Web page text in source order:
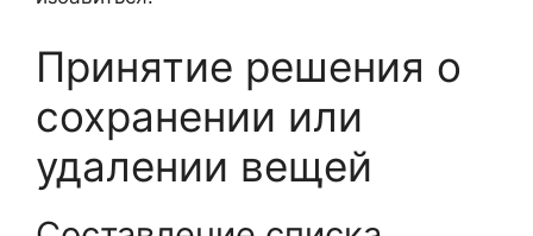
Принятие решения о
сохранении или
удалении вещей